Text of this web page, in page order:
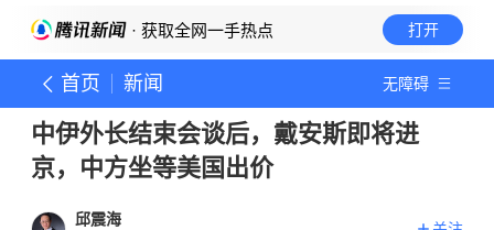
· 获取全网一手热点 打开
首页 新闻 无障碍
中伊外长结束会谈后，戴安斯即将进
京，中方坐等美国出价
邱震海